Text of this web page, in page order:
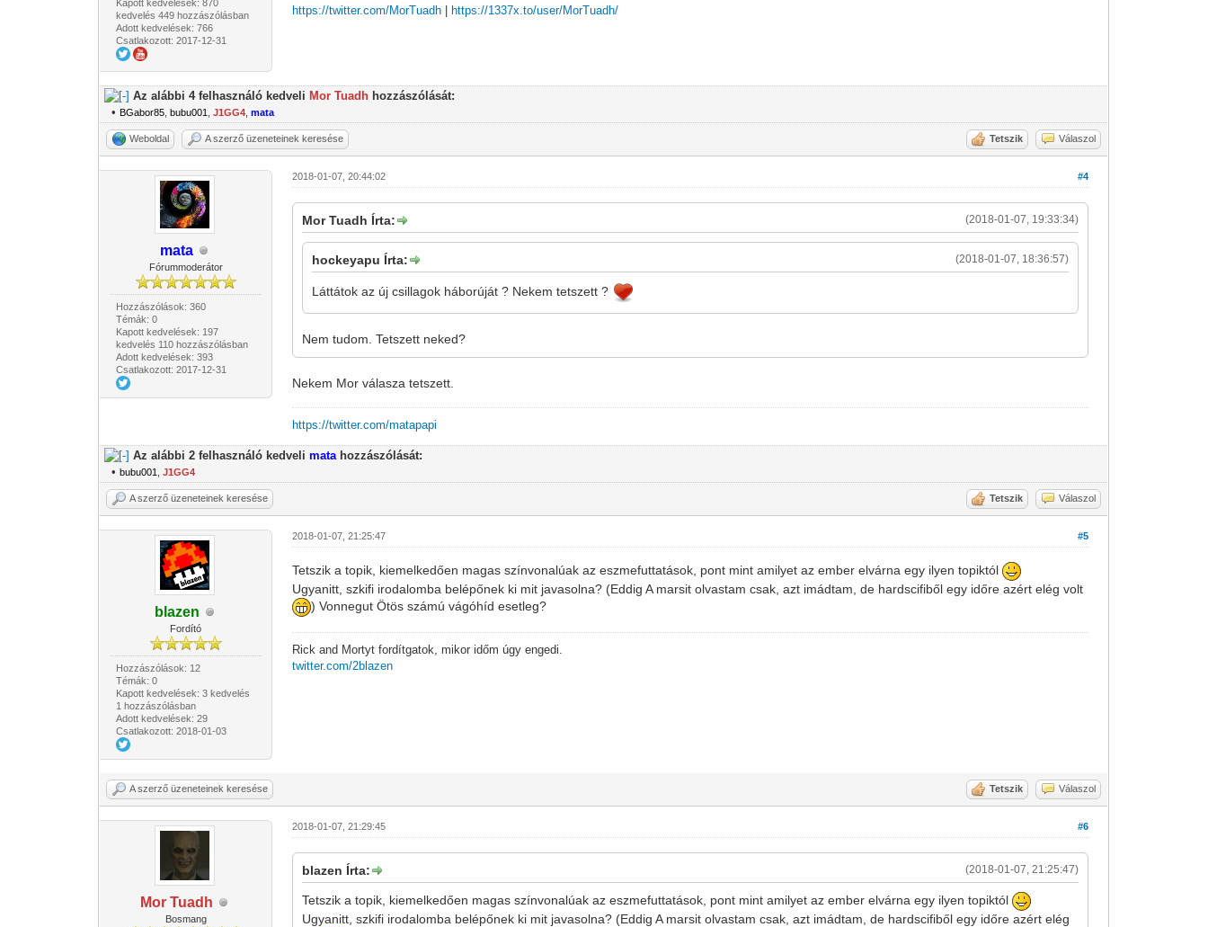
Kapott kedvelések: 870
kedvelés 449 hozzászólásban
Adott kedvelések: 766
Csatlakozott: 2017-12-31
https://twitter.com/MorTuadh https://1337x.to/user/MorTuadh/
Az alábbi 4 felhasználó kedveli Mor Tuadh hozzászólását:
• BGabor85 ,bubu001 ,J1GG4 ,mata
Weboldal A szerző üzeneteinek keresése Tetszik Válaszol
mata
Fórummoderátor
Hozzászólások: 360
Témák: 0
Kapott kedvelések: 197
kedvelés 110 hozzászólásban
Adott kedvelések: 393
Csatlakozott: 2017-12-31
#4
2018-01-07, 20:44:02
(2018-01-07, 19:33:34)
Mor Tuadh Írta:
(2018-01-07, 18:36:57)
hockeyapu Írta:
Láttátok az új csillagok háborúját ? Nekem tetszett ?
Nem tudom. Tetszett neked?
Nekem Mor válasza tetszett.
https://twitter.com/matapapi
Az alábbi 2 felhasználó kedvelimatahozzászólását:
•bubu001 ,J1GG4
A szerző üzeneteinek keresése Tetszik Válaszol
blazen
Fordító
Hozzászólások: 12
Témák: 0
Kapott kedvelések: 3 kedvelés
1 hozzászólásban
Adott kedvelések: 29
Csatlakozott: 2018-01-03
#5
2018-01-07, 21:25:47
Tetszik a topik, kiemelkedően magas színvonalúak az eszmefuttatások, pont mint amilyet az ember elvárna egy ilyen topiktól
Ugyanitt, szkifi irodalomba belépőnek ki mit javasolna? (Eddig A marsit olvastam csak, azt imádtam, de hardscifiből egy időre azért elég volt
) Vonnegut Ötös számú vágóhíd esetleg?
Rick and Mortyt fordítgatok, mikor időm úgy engedi.
twitter.com/2blazen
A szerző üzeneteinek keresése Tetszik Válaszol
Mor Tuadh
Bosmang
#6
2018-01-07, 21:29:45
(2018-01-07, 21:25:47)
blazen Írta:
Tetszik a topik, kiemelkedően magas színvonalúak az eszmefuttatások, pont mint amilyet az ember elvárna egy ilyen topiktól
Ugyanitt, szkifi irodalomba belépőnek ki mit javasolna? (Eddig A marsit olvastam csak, azt imádtam, de hardscifiből egy időre azért elég